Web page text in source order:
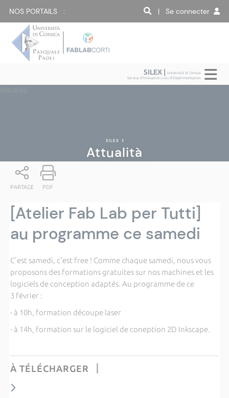
NOS PORTAILS : | Se connecter
SILEX |Università di Corsica
Service d'Innovation Lieu d'EXpérimentation
Attualità
SILEX |
Attualità
PARTAGE PDF
[Atelier Fab Lab per Tutti]
au programme ce samedi
C'est samedi, c'est free ! Comme chaque samedi, nous vous
proposons des formations gratuites sur nos machines et les
logiciels de conception adaptés. Au programme de ce
3 février :
- à 10h, formation découpe laser
- à 14h, formation sur le logiciel de coneption 2D Inkscape.
À TÉLÉCHARGER